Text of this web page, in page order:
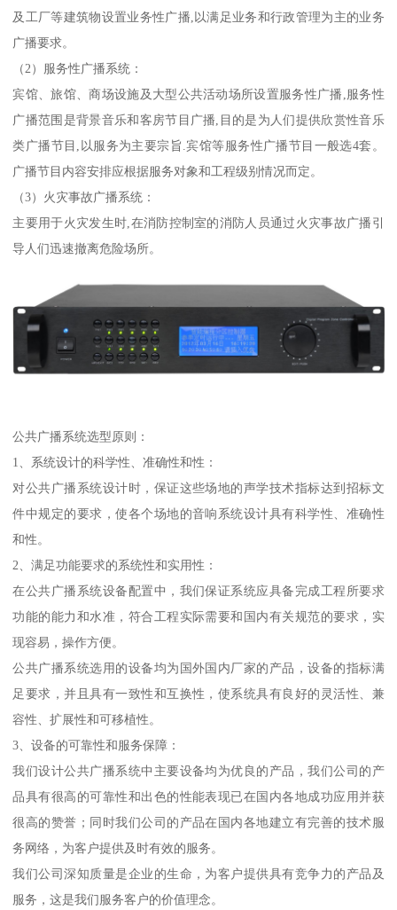
及工厂等建筑物设置业务性广播,以满足业务和行政管理为主的业务
广播要求。
（2）服务性广播系统：
宾馆、旅馆、商场设施及大型公共活动场所设置服务性广播,服务性
广播范围是背景音乐和客房节目广播,目的是为人们提供欣赏性音乐
类广播节目,以服务为主要宗旨.宾馆等服务性广播节目一般选4套。
广播节目内容安排应根据服务对象和工程级别情况而定。
（3）火灾事故广播系统：
主要用于火灾发生时,在消防控制室的消防人员通过火灾事故广播引
导人们迅速撤离危险场所。
公共广播系统选型原则：
1、系统设计的科学性、准确性和性：
对公共广播系统设计时，保证这些场地的声学技术指标达到招标文
件中规定的要求，使各个场地的音响系统设计具有科学性、准确性
和性。
2、满足功能要求的系统性和实用性：
在公共广播系统设备配置中，我们保证系统应具备完成工程所要求
功能的能力和水准，符合工程实际需要和国内有关规范的要求，实
现容易，操作方便。
公共广播系统选用的设备均为国外国内厂家的产品，设备的指标满
足要求，并且具有一致性和互换性，使系统具有良好的灵活性、兼
容性、扩展性和可移植性。
3、设备的可靠性和服务保障：
我们设计公共广播系统中主要设备均为优良的产品，我们公司的产
品具有很高的可靠性和出色的性能表现已在国内各地成功应用并获
很高的赞誉；同时我们公司的产品在国内各地建立有完善的技术服
务网络，为客户提供及时有效的服务。
我们公司深知质量是企业的生命，为客户提供具有竞争力的产品及
服务，这是我们服务客户的价值理念。